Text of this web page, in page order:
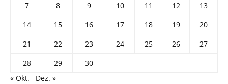
7
8 9 10 11 12
13
14
15 16 17 18 19
20
21
22 23 24 25 26
27
28
29
30
« Okt.
Dez. »